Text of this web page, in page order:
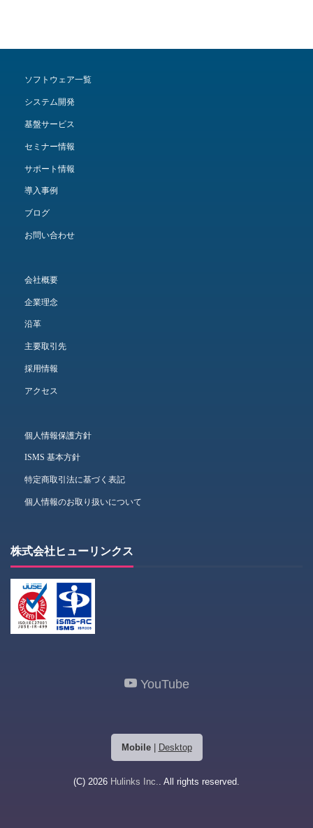
ソフトウェア一覧
システム開発
基盤サービス
セミナー情報
サポート情報
導入事例
ブログ
お問い合わせ
会社概要
企業理念
沿革
主要取引先
採用情報
アクセス
個人情報保護方針
ISMS 基本方針
特定商取引法に基づく表記
個人情報のお取り扱いについて
株式会社ヒューリンクス
YouTube
Mobile| Desktop
(C) 2026 Hulinks Inc.. All rights reserved.